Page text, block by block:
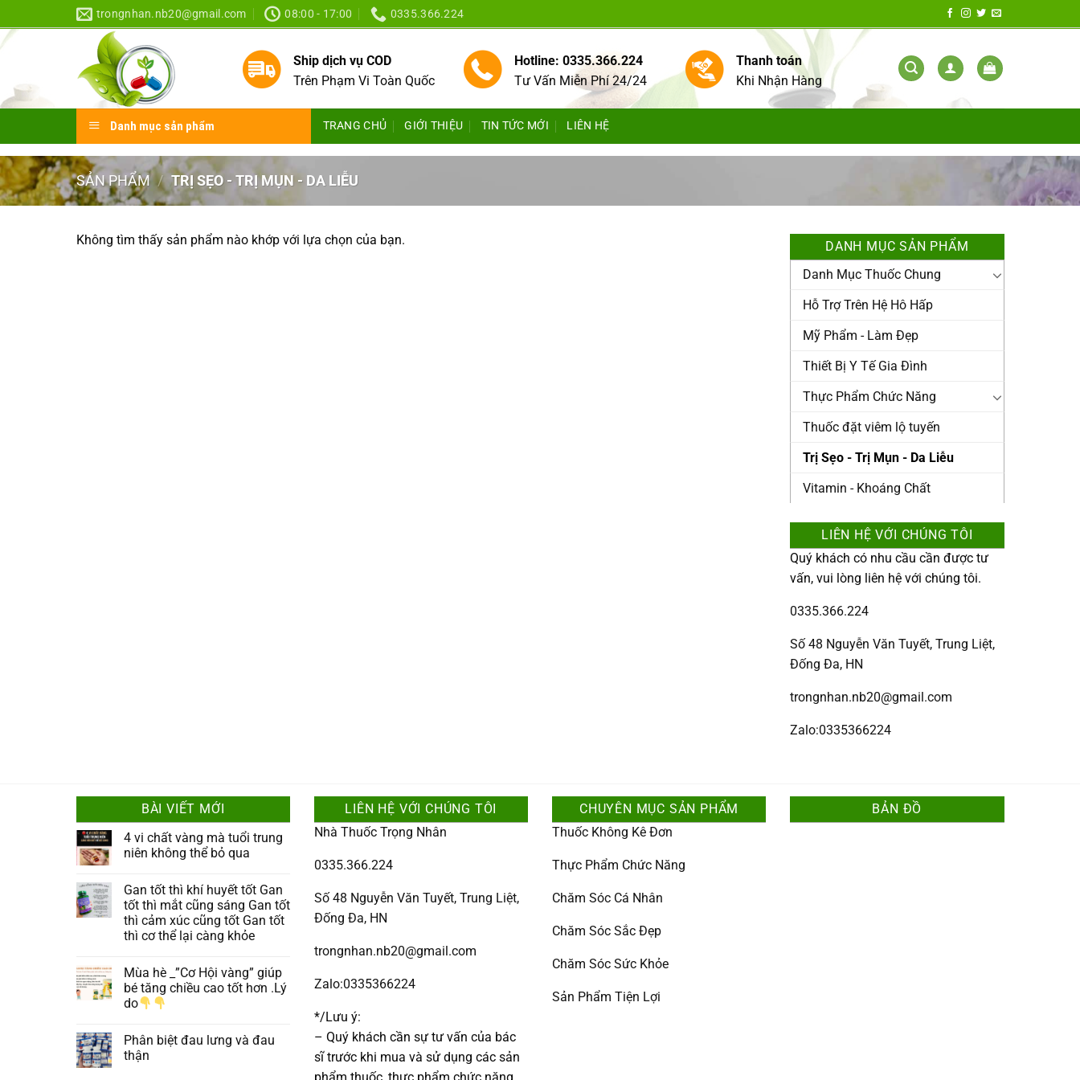
to
content
trongnhan.nb20@gmail.com 08:00 - 17:00 0335.366.224
Ship dịch vụ COD
Trên Phạm Vi Toàn Quốc
Hotline: 0335.366.224
Tư Vấn Miễn Phí 24/24
Thanh toán
Khi Nhận Hàng
Danh mục sản phẩm TRANG CHỦ GIỚI THIỆU TIN TỨC MỚI LIÊN HỆ
SẢN PHẨM / TRỊ SẸO - TRỊ MỤN - DA LIỄU
Không tìm thấy sản phẩm nào khớp với lựa chọn của bạn.
DANH MỤC SẢN PHẨM
Danh Mục Thuốc Chung
Hỗ Trợ Trên Hệ Hô Hấp
Mỹ Phẩm - Làm Đẹp
Thiết Bị Y Tế Gia Đình
Thực Phẩm Chức Năng
Thuốc đặt viêm lộ tuyến
Trị Sẹo - Trị Mụn - Da Liễu
Vitamin - Khoáng Chất
LIÊN HỆ VỚI CHÚNG TÔI
Quý khách có nhu cầu cần được tư
vấn, vui lòng liên hệ với chúng tôi.
0335.366.224
Số 48 Nguyễn Văn Tuyết, Trung Liệt,
Đống Đa, HN
trongnhan.nb20@gmail.com
Zalo:0335366224
BÀI VIẾT MỚI
4 vi chất vàng mà tuổi trung
niên không thể bỏ qua
Gan tốt thì khí huyết tốt Gan
tốt thì mắt cũng sáng Gan tốt
thì cảm xúc cũng tốt Gan tốt
thì cơ thể lại càng khỏe
Mùa hè _”Cơ Hội vàng” giúp
bé tăng chiều cao tốt hơn .Lý
do
Phân biệt đau lưng và đau
thận
LIÊN HỆ VỚI CHÚNG TÔI
Nhà Thuốc Trọng Nhân
0335.366.224
Số 48 Nguyễn Văn Tuyết, Trung Liệt,
Đống Đa, HN
trongnhan.nb20@gmail.com
Zalo:0335366224
*/Lưu ý:
– Quý khách cần sự tư vấn của bác
sĩ trước khi mua và sử dụng các sản
CHUYÊN MỤC SẢN PHẨM
Thuốc Không Kê Đơn
Thực Phẩm Chức Năng
Chăm Sóc Cá Nhân
Chăm Sóc Sắc Đẹp
Chăm Sóc Sức Khỏe
Sản Phẩm Tiện Lợi
BẢN ĐỒ